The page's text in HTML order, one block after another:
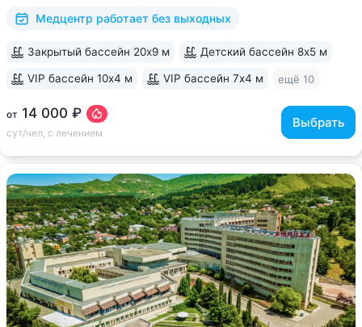
парк, поблизости проходят маршруты...
Медцентр работает без выходных
от 14 000 ₽
сут/чел, с лечением
Выбрать
Закрытый бассейн 20х9 м Детский бассейн 8х5 м
VIP бассейн 10х4 м VIP бассейн 7х4 м ещё 10